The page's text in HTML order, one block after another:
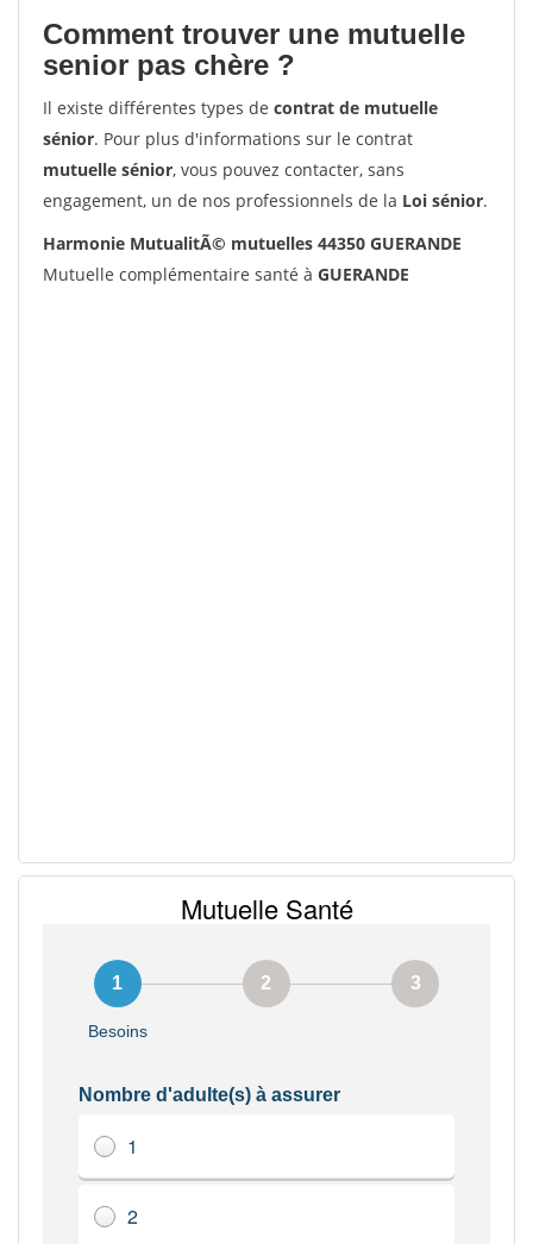
Comment trouver une mutuelle
senior pas chère ?
Il existe différentes types de contrat de mutuelle
sénior. Pour plus d'informations sur le contrat
mutuelle sénior, vous pouvez contacter, sans
engagement, un de nos professionnels de la Loi sénior.
Harmonie MutualitÃ© mutuelles 44350 GUERANDE
Mutuelle complémentaire santé à GUERANDE